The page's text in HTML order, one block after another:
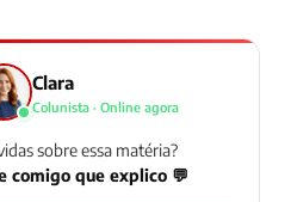
Clara
Colunista · Online agora
sobre essa matéria?
comigo que explico 💬